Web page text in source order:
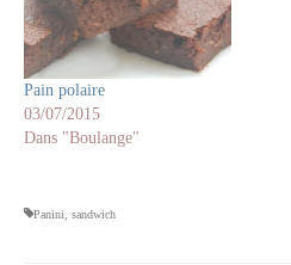
Pain polaire
03/07/2015
Dans "Boulange"
Panini sandwich